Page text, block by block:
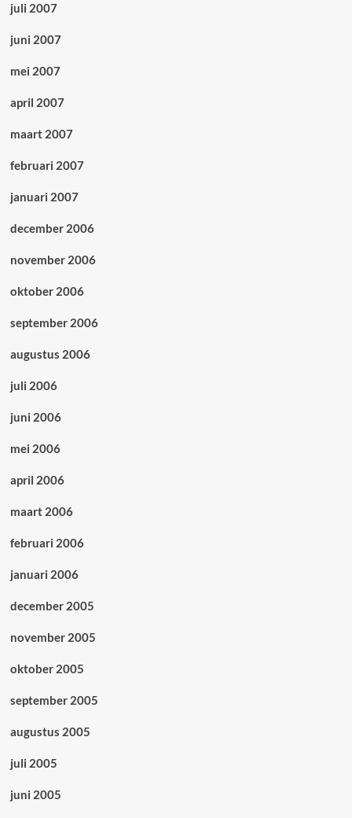
juli 2007
juni 2007
mei 2007
april 2007
maart 2007
februari 2007
januari 2007
december 2006
november 2006
oktober 2006
september 2006
augustus 2006
juli 2006
juni 2006
mei 2006
april 2006
maart 2006
februari 2006
januari 2006
december 2005
november 2005
oktober 2005
september 2005
augustus 2005
juli 2005
juni 2005